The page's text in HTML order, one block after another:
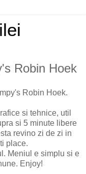
Robin Hoek
Robin Hoek.
si tehnice, util
si 5 minute libere
revino zi de zi in
place.
Meniul e simplu si e
Enjoy!